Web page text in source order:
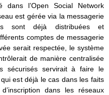
l’Open Social Network
est gérée via la messagerie
sont déjà distribuées et
comptes de messagerie
serait respectée, le système
de manière centralisée
sécurisés servirait à faire le
est déjà le cas dans les faits
dans les réseaux